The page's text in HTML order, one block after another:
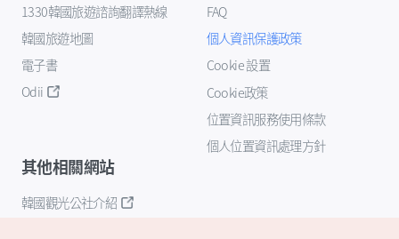
1330韓國旅遊諮詢翻譯熱線
韓國旅遊地圖
電子書
Odii
FAQ
個人資訊保護政策
Cookie 設置
Cookie政策
位置資訊服務使用條款
個人位置資訊處理方針
其他相關網站
韓國觀光公社介紹